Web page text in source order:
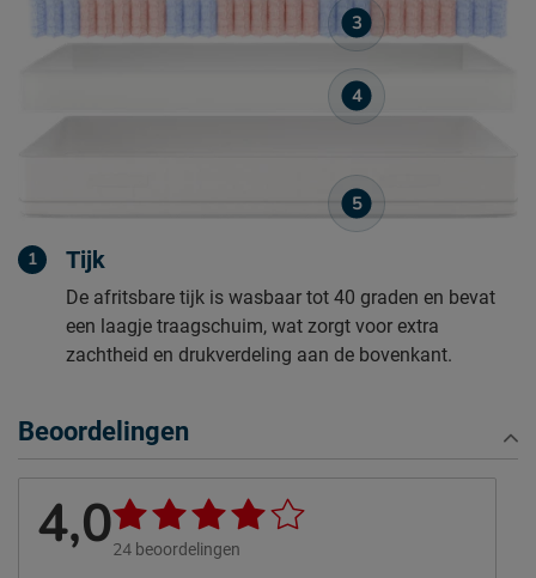
1 Tijk
De afritsbare tijk is wasbaar tot 40 graden en bevat
een laagje traagschuim, wat zorgt voor extra
zachtheid en drukverdeling aan de bovenkant.
Beoordelingen
4,024 beoordelingen